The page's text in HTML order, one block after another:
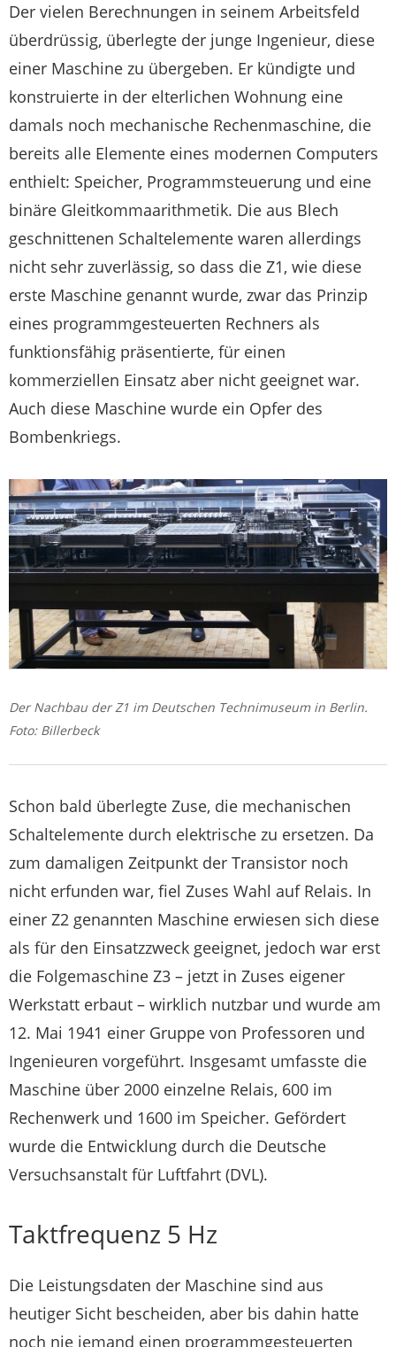
Der vielen Berechnungen in seinem Arbeitsfeld
überdrüssig, überlegte der junge Ingenieur, diese
einer Maschine zu übergeben. Er kündigte und
konstruierte in der elterlichen Wohnung eine
damals noch mechanische Rechenmaschine, die
bereits alle Elemente eines modernen Computers
enthielt: Speicher, Programmsteuerung und eine
binäre Gleitkommaarithmetik. Die aus Blech
geschnittenen Schaltelemente waren allerdings
nicht sehr zuverlässig, so dass die Z1, wie diese
erste Maschine genannt wurde, zwar das Prinzip
eines programmgesteuerten Rechners als
funktionsfähig präsentierte, für einen
kommerziellen Einsatz aber nicht geeignet war.
Auch diese Maschine wurde ein Opfer des
Bombenkriegs.
Der Nachbau der Z1 im Deutschen Technimuseum in Berlin.
Foto: Billerbeck
Schon bald überlegte Zuse, die mechanischen
Schaltelemente durch elektrische zu ersetzen. Da
zum damaligen Zeitpunkt der Transistor noch
nicht erfunden war, fiel Zuses Wahl auf Relais. In
einer Z2 genannten Maschine erwiesen sich diese
als für den Einsatzzweck geeignet, jedoch war erst
die Folgemaschine Z3 – jetzt in Zuses eigener
Werkstatt erbaut – wirklich nutzbar und wurde am
12. Mai 1941 einer Gruppe von Professoren und
Ingenieuren vorgeführt. Insgesamt umfasste die
Maschine über 2000 einzelne Relais, 600 im
Rechenwerk und 1600 im Speicher. Gefördert
wurde die Entwicklung durch die Deutsche
Versuchsanstalt für Luftfahrt (DVL).
Taktfrequenz 5 Hz
Die Leistungsdaten der Maschine sind aus
heutiger Sicht bescheiden, aber bis dahin hatte
noch nie jemand einen programmgesteuerten